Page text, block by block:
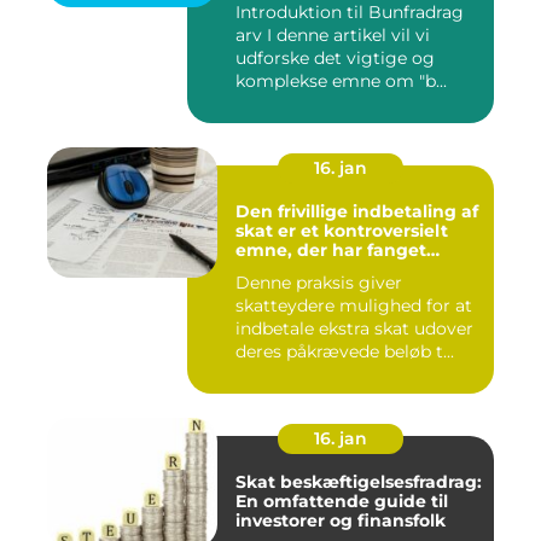
Introduktion til Bunfradrag
arv I denne artikel vil vi
udforske det vigtige og
komplekse emne om "b...
16. jan
Den frivillige indbetaling af
skat er et kontroversielt
emne, der har fanget
individer
Denne praksis giver
skatteydere mulighed for at
indbetale ekstra skat udover
deres påkrævede beløb t...
16. jan
Skat beskæftigelsesfradrag:
En omfattende guide til
investorer og finansfolk